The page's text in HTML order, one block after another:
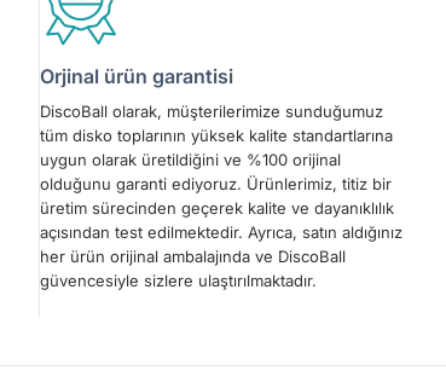
Orjinal ürün garantisi
DiscoBall olarak, müşterilerimize sunduğumuz
tüm disko toplarının yüksek kalite standartlarına
uygun olarak üretildiğini ve %100 orijinal
olduğunu garanti ediyoruz. Ürünlerimiz, titiz bir
üretim sürecinden geçerek kalite ve dayanıklılık
açısından test edilmektedir. Ayrıca, satın aldığınız
her ürün orijinal ambalajında ve DiscoBall
güvencesiyle sizlere ulaştırılmaktadır.